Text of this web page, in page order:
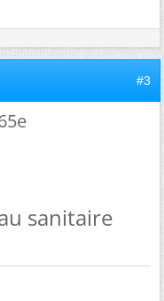
#3
sanitaire